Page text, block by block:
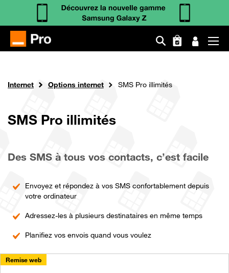
principal
d'Ariane
Orange Pro
Internet Options internet SMS Pro illimités
SMS Pro illimités
Des SMS à tous vos contacts, c’est facile
Envoyez et répondez à vos SMS confortablement depuis
votre ordinateur
Adressez-les à plusieurs destinataires en même temps
Planifiez vos envois quand vous voulez
Remise web